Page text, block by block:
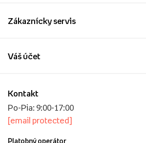
Zákaznícky servis
Kontakt
Po-Pia: 9:00-17:00
[email protected]
Platobný operátor
Váš účet